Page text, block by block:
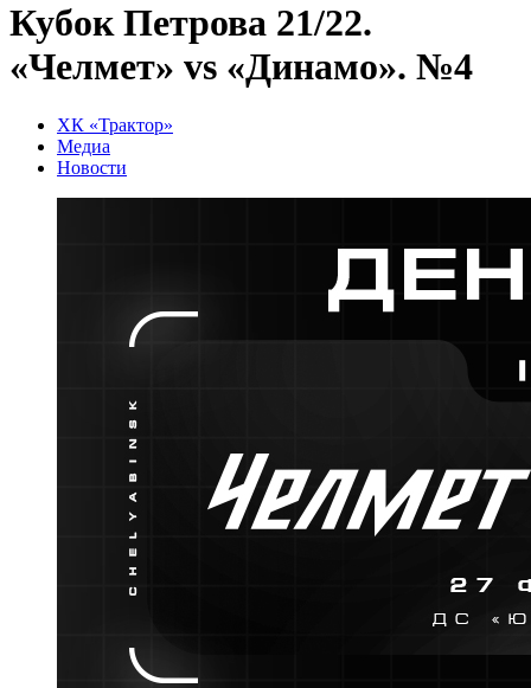
Кубок Петрова 21/22.
«Челмет» vs «Динамо». №4
ХК «Трактор»
Медиа
Новости